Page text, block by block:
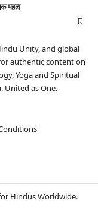
महत्व
Unity, and global
authentic content on
Yoga and Spiritual
United as One.
Hindus Worldwide.